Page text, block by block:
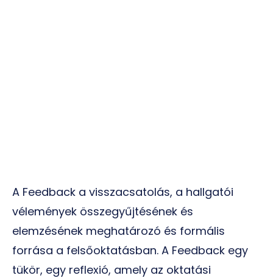
A Feedback a visszacsatolás, a hallgatói
vélemények összegyűjtésének és
elemzésének meghatározó és formális
forrása a felsőoktatásban. A Feedback egy
tükör, egy reflexió, amely az oktatási